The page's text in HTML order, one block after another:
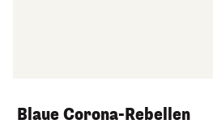
Blaue Corona-Rebellen